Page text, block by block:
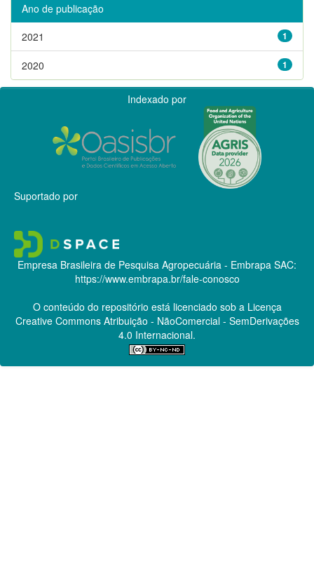
Ano de publicação
1
2021
1
2020
Indexado por
Suportado por
Empresa Brasileira de Pesquisa Agropecuária - Embrapa SAC:
https://www.embrapa.br/fale-conosco
O conteúdo do repositório está licenciado sob a Licença
Creative CommonsAtribuição - NãoComercial - SemDerivações
4.0 Internacional.